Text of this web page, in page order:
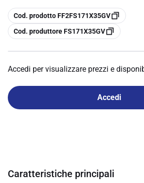
copia
Cod. prodotto FF2FS171X35GV
copia
Cod. produttore FS171X35GV
Accedi per visualizzare prezzi e
Accedi
Caratteristiche principali